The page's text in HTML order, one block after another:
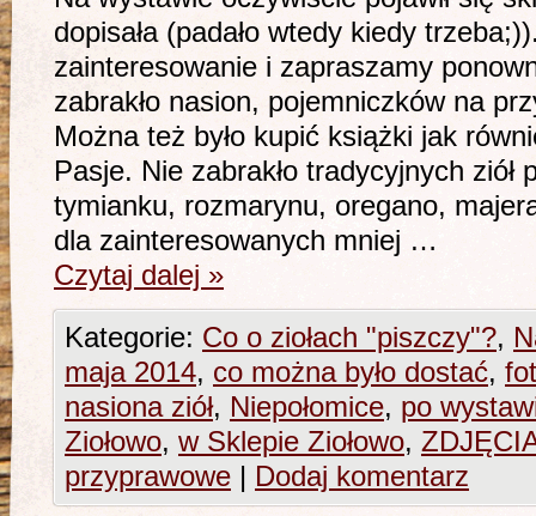
dopisała (padało wtedy kiedy
zainteresowanie i zapraszamy
zabrakło nasion, pojemniczków na
Można też było kupić książki jak
Pasje. Nie zabrakło tradycyjnych ziół
tymianku, rozmarynu, oregano,
dla zainteresowanych mniej …
Czytaj dalej »
Kategorie: Co o ziołach "piszczy"?,
maja 2014, co można było dostać,
nasiona ziół, Niepołomice, po
Ziołowo, w Sklepie Ziołowo,
przyprawowe | Dodaj komentarz